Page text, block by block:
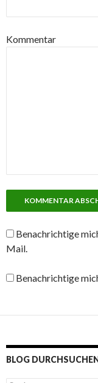
Kommentar
Benachrichtige
Mail.
Benachrichtige
BLOG